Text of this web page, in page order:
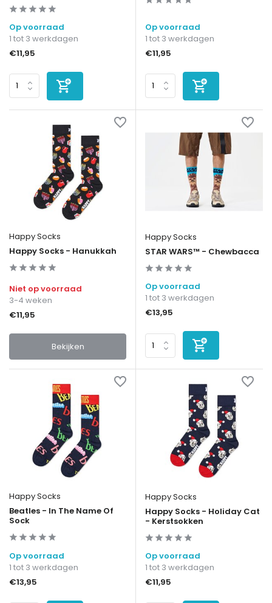
Op voorraad
1 tot 3 werkdagen
€11,95
Op voorraad
1 tot 3 werkdagen
€11,95
Happy Socks
Happy Socks - Hanukkah
Niet op voorraad
3-4 weken
€11,95
Bekijken
Happy Socks
STAR WARS™ - Chewbacca
Op voorraad
1 tot 3 werkdagen
€13,95
Happy Socks
Beatles - In The Name Of
Sock
Op voorraad
1 tot 3 werkdagen
€13,95
Happy Socks
Happy Socks - Holiday Cat
- Kerstsokken
Op voorraad
1 tot 3 werkdagen
€11,95